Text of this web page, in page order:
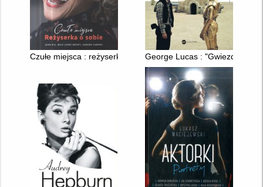
Czułe miejsca : reżyserka o sobieGeorge Lucas : "Gwiezdne